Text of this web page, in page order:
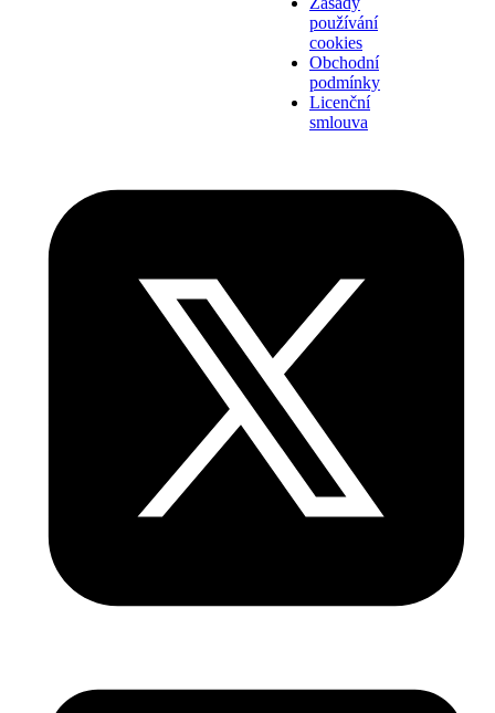
používání
cookies
Obchodní
podmínky
Licenční
smlouva